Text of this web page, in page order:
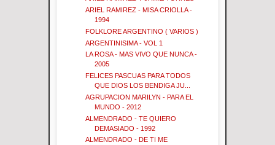
ARIEL RAMIREZ - MISA CRIOLLA -
1994
FOLKLORE ARGENTINO ( VARIOS )
ARGENTINISIMA - VOL 1
LA ROSA - MAS VIVO QUE NUNCA -
2005
FELICES PASCUAS PARA TODOS
QUE DIOS LOS BENDIGA JU...
AGRUPACION MARILYN - PARA EL
MUNDO - 2012
ALMENDRADO - TE QUIERO
DEMASIADO - 1992
ALMENDRADO - DE TI ME